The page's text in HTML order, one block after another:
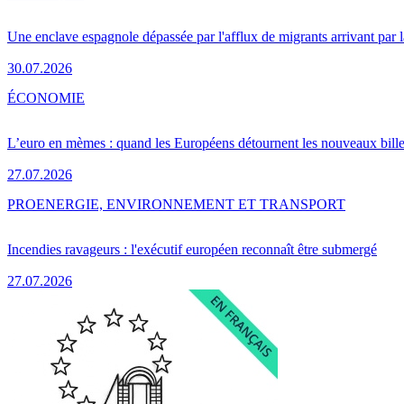
Une enclave espagnole dépassée par l'afflux de migrants arrivant par
30.07.2026
L’euro en mèmes : quand les Européens détournent les nouveaux
27.07.2026
ÉCONOMIE
Incendies ravageurs : l'exécutif européen reconnaît être submergé
27.07.2026
PROENERGIE, ENVIRONNEMENT ET TRANSPORT